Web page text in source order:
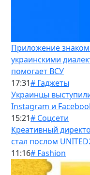
Приложение
украинскими
помогает ВСУ
17:31# Гаджеты
Украинцы
Instagram и
15:21# Соцсети
Креативный
стал послом
11:16# Fashion